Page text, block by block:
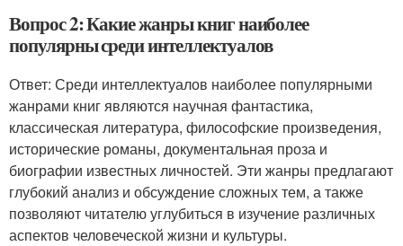
Вопрос 2: Какие жанры книг наиболее
популярны среди интеллектуалов
Ответ: Среди интеллектуалов наиболее популярными
жанрами книг являются научная фантастика,
классическая литература, философские произведения,
исторические романы, документальная проза и
биографии известных личностей. Эти жанры предлагают
глубокий анализ и обсуждение сложных тем, а также
позволяют читателю углубиться в изучение различных
аспектов человеческой жизни и культуры.